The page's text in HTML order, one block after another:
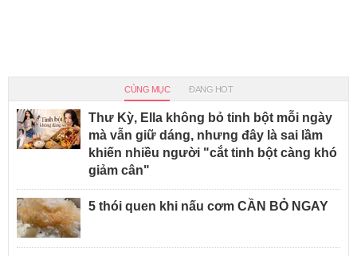
CÙNG MỤC ĐANG HOT
Thư Kỳ, Ella không bỏ tinh bột mỗi ngày
mà vẫn giữ dáng, nhưng đây là sai lầm
khiến nhiều người "cắt tinh bột càng khó
giảm cân"
5 thói quen khi nấu cơm CẦN BỎ NGAY